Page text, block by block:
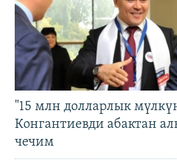
"15 млн долларлык
Конгантиевди абактан
чечим